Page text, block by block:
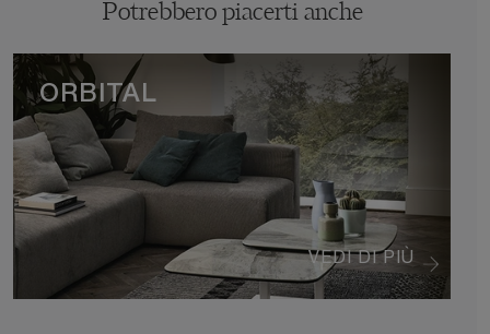
Potrebbero piacerti anche
VEDI DI PIÙ
ORBITAL